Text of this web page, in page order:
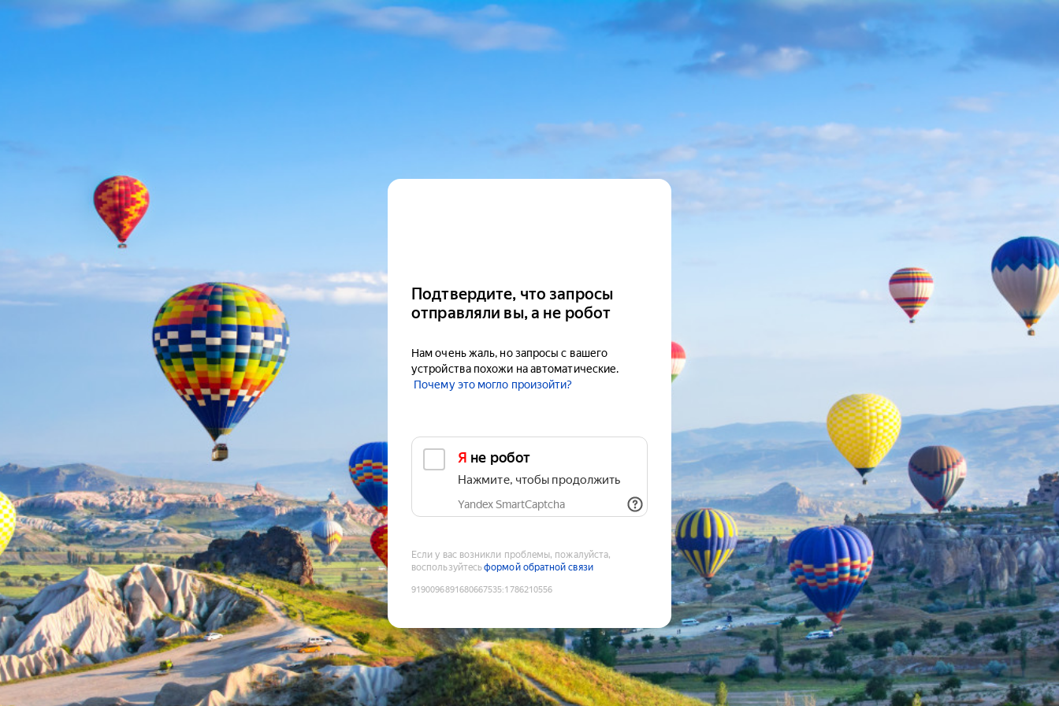
Подтвердите, что запросы
отправляли вы, а не робот
Нам очень жаль, но запросы с вашего
устройства похожи на автоматические.
Почему это могло произойти?
Я не робот
Нажмите, чтобы продолжить
Yandex SmartCaptcha
Если у вас возникли проблемы, пожалуйста,
воспользуйтесьформой обратной связи
9190096891680667535:1786210556